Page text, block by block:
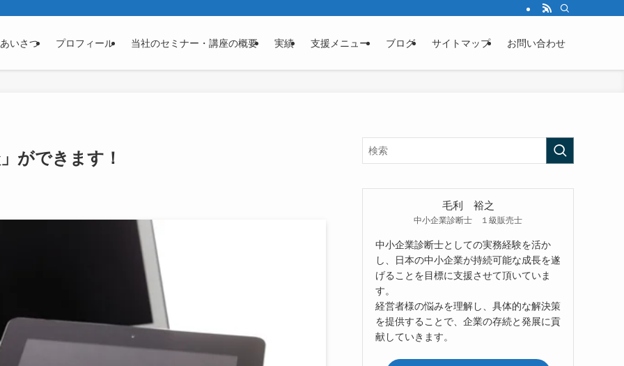
いさつ プロフィール 当社のセミナー・講座の概要 実績 支援メニュー ブログ サイトマップ お問い合わせ
ができます！
毛利 裕之
中小企業診断士 １級販売士
中小企業診断士としての実務経験を活か
し、日本の中小企業が持続可能な成長を遂
げることを目標に支援させて頂いていま
す。
経営者様の悩みを理解し、具体的な解決策
を提供することで、企業の存続と発展に貢
献していきます。